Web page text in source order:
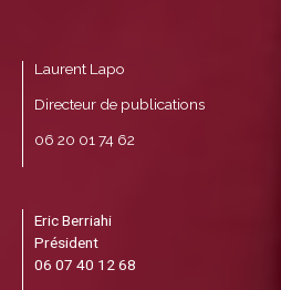
Laurent Lapo
Directeur de publications
06 20 01 74 62
Eric Berriahi
Président
06 07 40 12 68